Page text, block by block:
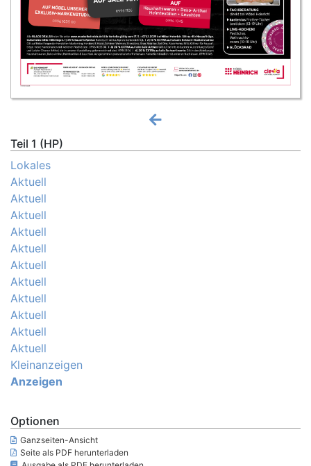
Teil 1 (HP)
Lokales
Aktuell
Aktuell
Aktuell
Aktuell
Aktuell
Aktuell
Aktuell
Aktuell
Aktuell
Aktuell
Aktuell
Kleinanzeigen
Anzeigen
Optionen
Ganzseiten-Ansicht
Seite als PDF herunterladen